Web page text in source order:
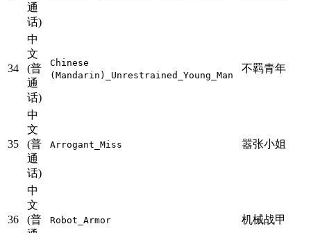
通
话)
34
中
文
(普
通
话)
Chinese
(Mandarin)_Unrestrained_Young_Man
不羁青年
35
中
文
(普
通
话)
Arrogant_Miss 嚣张小姐
36
中
文
(普
Robot_Armor 机械战甲